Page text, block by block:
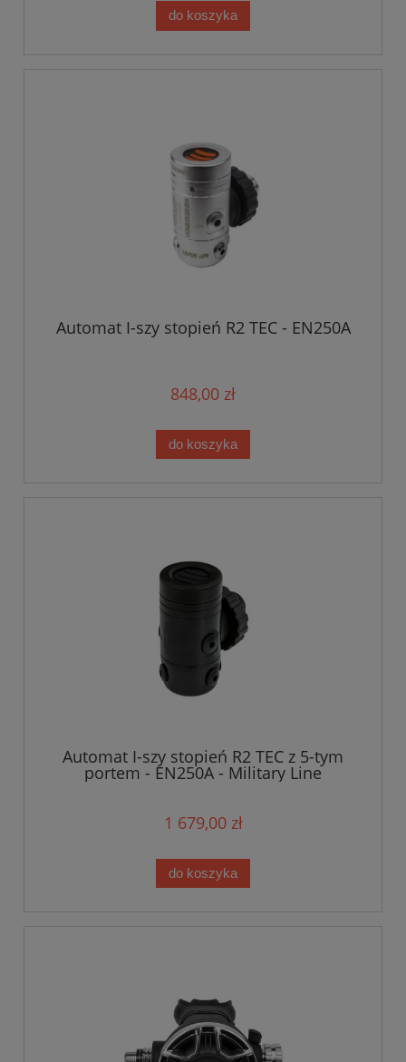
do koszyka
Automat I-szy stopień R2 TEC - EN250A
848,00 zł
do koszyka
Automat I-szy stopień R2 TEC z 5-tym
portem - EN250A - Military Line
1 679,00 zł
do koszyka